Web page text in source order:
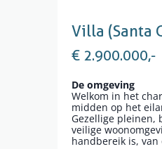
Villa (Santa
€ 2.900.000,-
De omgeving
Welkom in het
midden op het
Gezellige pleinen,
veilige
handbereik is,